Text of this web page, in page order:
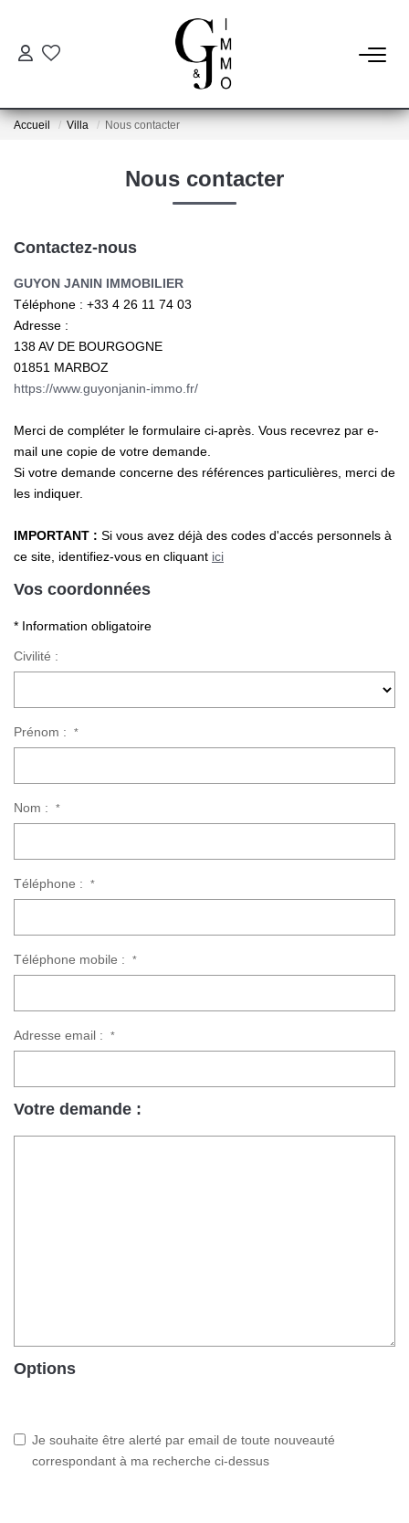
ESTIMER
BIENS VENDUS
Qui Sommes Nous
Nos Actualités
CONTACT
Accueil Villa Nous contacter
Nous contacter
Contactez-nous
GUYON JANIN IMMOBILIER
Téléphone : +33 4 26 11 74 03
Adresse :
138 AV DE BOURGOGNE
01851 MARBOZ
https://www.guyonjanin-immo.fr/
Merci de compléter le formulaire ci-après. Vous recevrez par e-
mail une copie de votre demande.
Si votre demande concerne des références particulières, merci de
les indiquer.
IMPORTANT : Si vous avez déjà des codes d'accés personnels à
ce site, identifiez-vous en cliquant ici
Vos coordonnées
* Information obligatoire
Civilité :
Prénom : *
Nom : *
Téléphone : *
Téléphone mobile : *
Adresse email : *
Votre demande :
Options
Je souhaite être alerté par email de toute nouveauté
correspondant à ma recherche ci-dessus